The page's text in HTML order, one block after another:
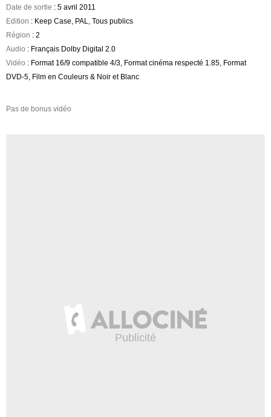
Date de sortie : 5 avril 2011
Edition : Keep Case, PAL, Tous publics
Région : 2
Audio : Français Dolby Digital 2.0
Vidéo : Format 16/9 compatible 4/3, Format cinéma respecté 1.85, Format
DVD-5, Film en Couleurs & Noir et Blanc
Pas de bonus vidéo